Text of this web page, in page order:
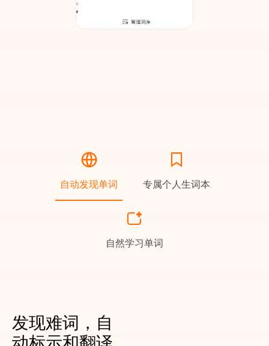
自动发现单词 专属个人生词本
自然学习单词
发现难词，自